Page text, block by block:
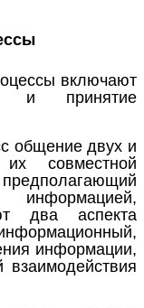
включают
и принятие
общение двух и
совместной
информацией,
два аспекта
информации,
взаимодействия